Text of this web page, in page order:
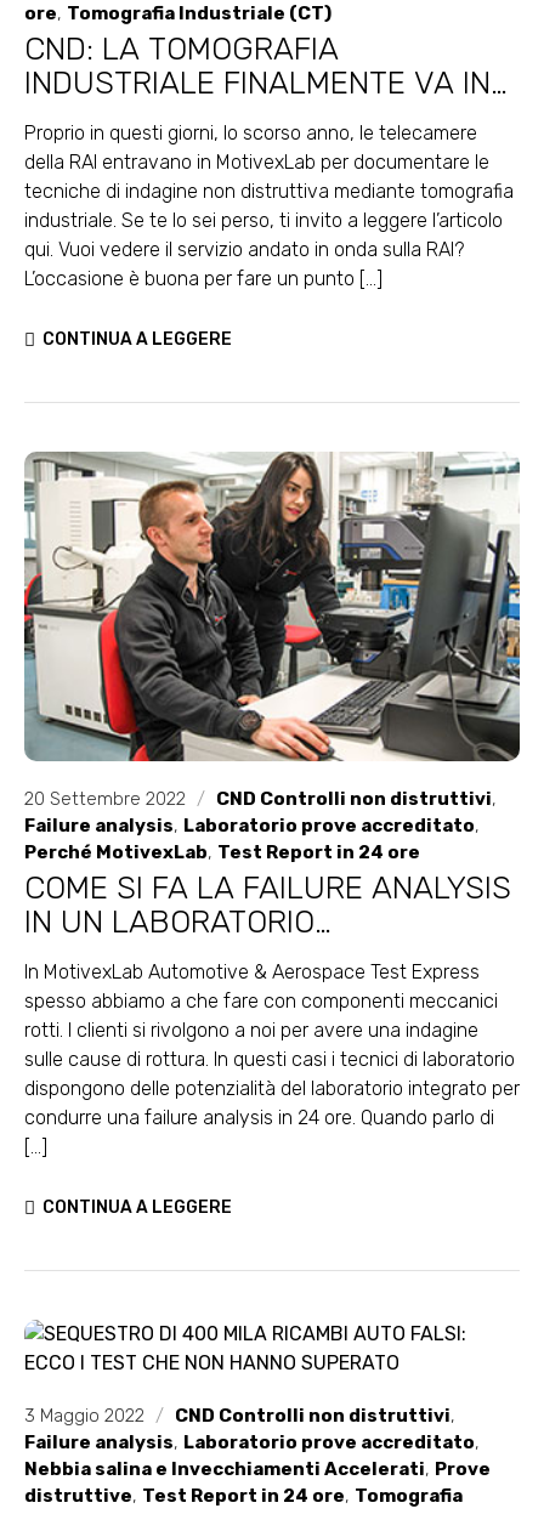
ore, Tomografia Industriale (CT)
CND: LA TOMOGRAFIA
INDUSTRIALE FINALMENTE VA IN
TV E SULLA ISO 9712
Proprio in questi giorni, lo scorso anno, le telecamere
della RAI entravano in MotivexLab per documentare le
tecniche di indagine non distruttiva mediante tomografia
industriale. Se te lo sei perso, ti invito a leggere l’articolo
qui. Vuoi vedere il servizio andato in onda sulla RAI?
L’occasione è buona per fare un punto [...]
CONTINUA A LEGGERE
20 Settembre 2022 / CND Controlli non distruttivi,
Failure analysis, Laboratorio prove accreditato,
Perché MotivexLab, Test Report in 24 ore
COME SI FA LA FAILURE ANALYSIS
IN UN LABORATORIO
ACCREDITATO
In MotivexLab Automotive & Aerospace Test Express
spesso abbiamo a che fare con componenti meccanici
rotti. I clienti si rivolgono a noi per avere una indagine
sulle cause di rottura. In questi casi i tecnici di laboratorio
dispongono delle potenzialità del laboratorio integrato per
condurre una failure analysis in 24 ore. Quando parlo di
[...]
CONTINUA A LEGGERE
3 Maggio 2022 / CND Controlli non distruttivi,
Failure analysis, Laboratorio prove accreditato,
Nebbia salina e Invecchiamenti Accelerati, Prove
distruttive, Test Report in 24 ore, Tomografia